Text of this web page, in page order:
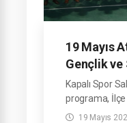
19 Mayıs
Gençlik ve
ilçemizde
Kapalı Spor
programa, İlçe
Mehmet Emre
19 Mayıs